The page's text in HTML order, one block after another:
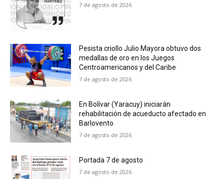
7 de agosto de 2026
Pesista criollo Julio Mayora obtuvo dos
medallas de oro en los Juegos
Centroamericanos y del Caribe
7 de agosto de 2026
En Bolívar (Yaracuy) iniciarán
rehabilitación de acueducto afectado en
Barlovento
7 de agosto de 2026
Portada 7 de agosto
7 de agosto de 2026